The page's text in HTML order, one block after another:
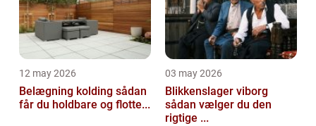
12 may 2026
Belægning kolding sådan
får du holdbare og flotte...
03 may 2026
Blikkenslager viborg
sådan vælger du den
rigtige ...